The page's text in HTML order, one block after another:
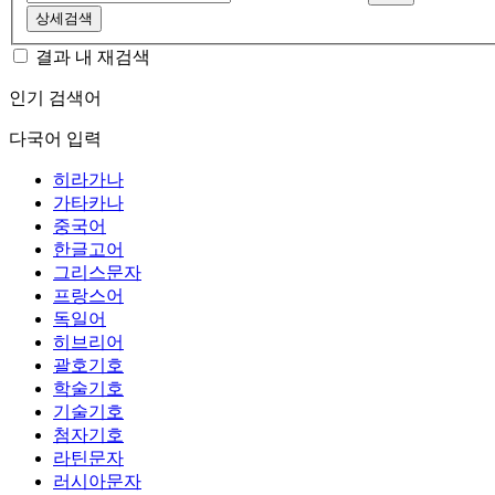
상세검색
결과 내 재검색
인기 검색어
다국어 입력
히라가나
가타카나
중국어
한글고어
그리스문자
프랑스어
독일어
히브리어
괄호기호
학술기호
기술기호
첨자기호
라틴문자
러시아문자